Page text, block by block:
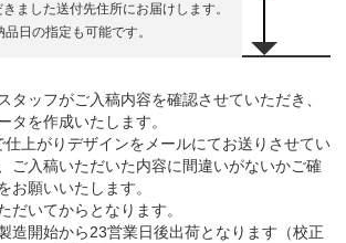
ました送付先住所にお届けします。
日の指定も可能です。
タッフがご入稿内容を確認させていただき、
タを作成いたします。
上がりデザインをメールにてお送りさせてい
ご入稿いただいた内容に間違いがないかご確
お願いいたします。
だいてからとなります。
造開始から23営業日後出荷となります（校正